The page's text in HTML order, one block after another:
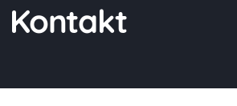
Kontakt